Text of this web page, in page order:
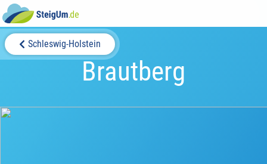
Schleswig-Holstein
Brautberg